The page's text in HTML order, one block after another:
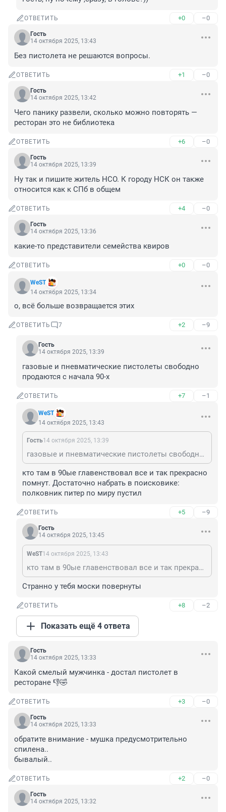
ОТВЕТИТЬ +0 –0
Гость
14 октября 2025, 13:43
Без пистолета не решаются вопросы.
ОТВЕТИТЬ +1 –0
Гость
14 октября 2025, 13:42
Чего панику развели, сколько можно повторять —
ресторан это не библиотека
ОТВЕТИТЬ +6 –0
Гость
14 октября 2025, 13:39
Ну так и пишите житель НСО. К городу НСК он также
относится как к СПб в общем
ОТВЕТИТЬ +4 –0
Гость
14 октября 2025, 13:36
какие-то представители семейства квиров
ОТВЕТИТЬ +0 –0
WеST
14 октября 2025, 13:34
о, всё больше возвращается этих
ОТВЕТИТЬ 7 +2 –9
Гость
14 октября 2025, 13:39
газовые и пневматические пистолеты свободно
продаются с начала 90-х
ОТВЕТИТЬ +7 –1
WеST
14 октября 2025, 13:43
Гость14 октября 2025, 13:39
газовые и пневматические пистолеты свободно продаются с начала 90-х
кто там в 90ые главенствовал все и так прекрасно
помнут. Достаточно набрать в поисковике:
полковник питер по миру пустил
ОТВЕТИТЬ +5 –9
Гость
14 октября 2025, 13:45
WеST14 октября 2025, 13:43
кто там в 90ые главенствовал все и так прекрасно помнут. Достаточно набрать в поисковике: полковник питер по миру пустил
Странно у тебя моски повернуты
ОТВЕТИТЬ +8 –2
Показать ещё 4 ответа
Гость
14 октября 2025, 13:33
Какой смелый мужчинка - достал пистолет в
ресторане 👎🤣
ОТВЕТИТЬ +3 –0
Гость
14 октября 2025, 13:33
обратите внимание - мушка предусмотрительно
спилена..
бывалый..
ОТВЕТИТЬ +2 –0
Гость
14 октября 2025, 13:32